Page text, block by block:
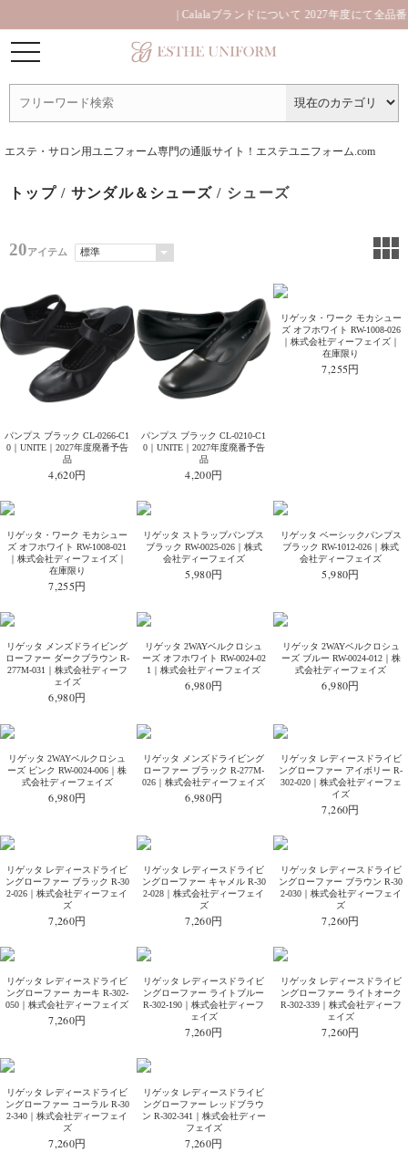
| Calalaブランドについて 2027年度にて全品番
エステ・サロン用ユニフォーム専門の通販サイト！エステユニフォーム.com
トップ/ サンダル＆シューズ / シューズ
20アイテム
パンプス ブラック CL-0266-C1
0｜UNITE｜2027年度廃番予告
品
4,620円
パンプス ブラック CL-0210-C1
0｜UNITE｜2027年度廃番予告
品
4,200円
リゲッタ・ワーク モカシュー
ズ オフホワイト RW-1008-026
｜株式会社ディーフェイズ｜
在庫限り
7,255円
リゲッタ・ワーク モカシュー
ズ オフホワイト RW-1008-021
｜株式会社ディーフェイズ｜
在庫限り
7,255円
リゲッタ ストラップパンプス
ブラック RW-0025-026｜株式
会社ディーフェイズ
5,980円
リゲッタ ベーシックパンプス
ブラック RW-1012-026｜株式
会社ディーフェイズ
5,980円
リゲッタ メンズドライビング
ローファー ダークブラウン R-
277M-031｜株式会社ディーフ
ェイズ
6,980円
リゲッタ 2WAYベルクロシュ
ーズ オフホワイト RW-0024-02
1｜株式会社ディーフェイズ
6,980円
リゲッタ 2WAYベルクロシュ
ーズ ブルー RW-0024-012｜株
式会社ディーフェイズ
6,980円
リゲッタ 2WAYベルクロシュ
ーズ ピンク RW-0024-006｜株
式会社ディーフェイズ
6,980円
リゲッタ メンズドライビング
ローファー ブラック R-277M-
026｜株式会社ディーフェイズ
6,980円
リゲッタ レディースドライビ
ングローファー アイボリー R-
302-020｜株式会社ディーフェ
イズ
7,260円
リゲッタ レディースドライビ
ングローファー ブラック R-30
2-026｜株式会社ディーフェイ
ズ
7,260円
リゲッタ レディースドライビ
ングローファー キャメル R-30
2-028｜株式会社ディーフェイ
ズ
7,260円
リゲッタ レディースドライビ
ングローファー ブラウン R-30
2-030｜株式会社ディーフェイ
ズ
7,260円
リゲッタ レディースドライビ
ングローファー カーキ R-302-
050｜株式会社ディーフェイズ
7,260円
リゲッタ レディースドライビ
ングローファー ライトブルー
R-302-190｜株式会社ディーフ
ェイズ
7,260円
リゲッタ レディースドライビ
ングローファー ライトオーク
R-302-339｜株式会社ディーフ
ェイズ
7,260円
リゲッタ レディースドライビ
ングローファー コーラル R-30
2-340｜株式会社ディーフェイ
ズ
7,260円
リゲッタ レディースドライビ
ングローファー レッドブラウ
ン R-302-341｜株式会社ディー
フェイズ
7,260円